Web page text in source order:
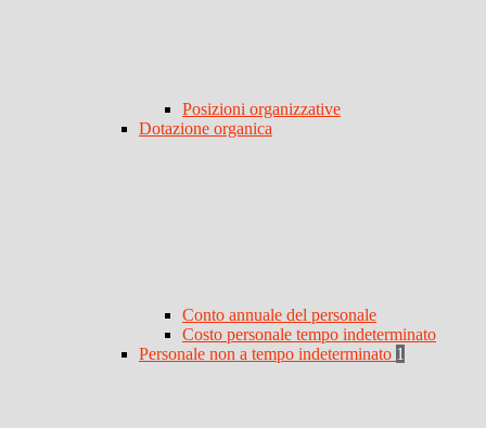
Posizioni organizzative
Dotazione organica
Conto annuale del personale
Costo personale tempo indeterminato
Personale non a tempo indeterminato 1